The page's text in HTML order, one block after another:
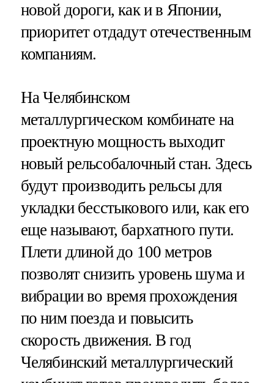
новой дороги, как и в Японии,
приоритет отдадут отечественным
компаниям.
На Челябинском
металлургическом комбинате на
проектную мощность выходит
новый рельсобалочный стан. Здесь
будут производить рельсы для
укладки бесстыкового или, как его
еще называют, бархатного пути.
Плети длиной до 100 метров
позволят снизить уровень шума и
вибрации во время прохождения
по ним поезда и повысить
скорость движения. В год
Челябинский металлургический